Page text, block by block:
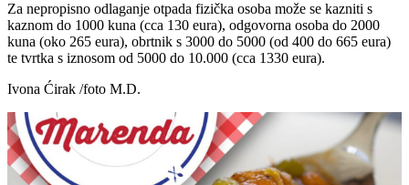
Za nepropisno odlaganje otpada fizička osoba može se kazniti s
kaznom do 1000 kuna (cca 130 eura), odgovorna osoba do 2000
kuna (oko 265 eura), obrtnik s 3000 do 5000 (od 400 do 665 eura)
te tvrtka s iznosom od 5000 do 10.000 (cca 1330 eura).
Ivona Ćirak /foto M.D.